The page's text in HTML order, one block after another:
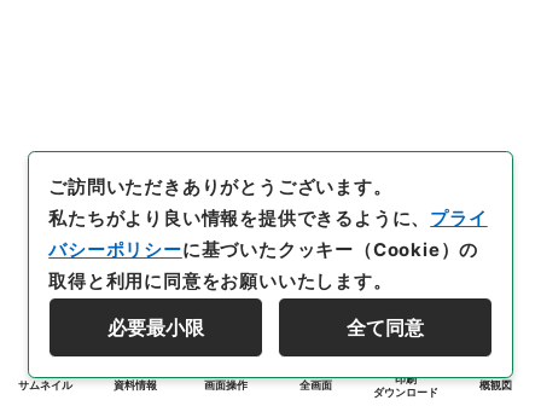
サムネイル 資料情報 画面操作 全画面
印刷
ダウンロード
概観図
ご訪問いただきありがとうございます。
私たちがより良い情報を提供できるように、 プライ
バシーポリシーに基づいたクッキー（Cookie）の
取得と利用に同意をお願いいたします。
必要最小限 全て同意